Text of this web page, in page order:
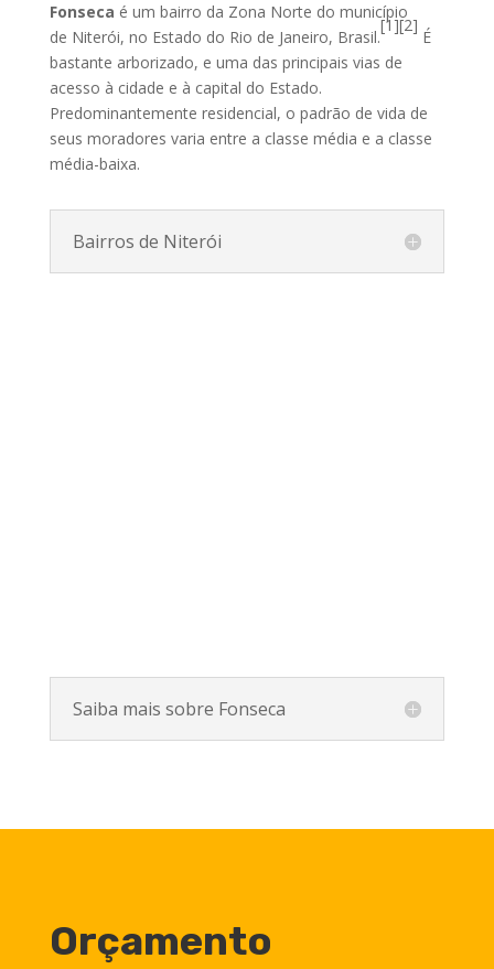
Fonseca é um bairro da Zona Norte do município
de Niterói, no Estado do Rio de Janeiro, Brasil.
[1][2]
É
bastante arborizado, e uma das principais vias de
acesso à cidade e à capital do Estado.
Predominantemente residencial, o padrão de vida de
seus moradores varia entre a classe média e a classe
média-baixa.
Bairros de Niterói
Saiba mais sobre Fonseca
Orçamento